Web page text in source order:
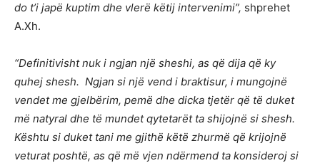
do t’i japë kuptim dhe vlerë këtij intervenimi”, shprehet
A.Xh.
“Definitivisht nuk i ngjan një sheshi, as që dija që ky
quhej shesh. Ngjan si një vend i braktisur, i mungojnë
vendet me gjelbërim, pemë dhe dicka tjetër që të duket
më natyral dhe të mundet qytetarët ta shijojnë si shesh.
Kështu si duket tani me gjithë këtë zhurmë që krijojnë
veturat poshtë, as që më vjen ndërmend ta konsideroj si